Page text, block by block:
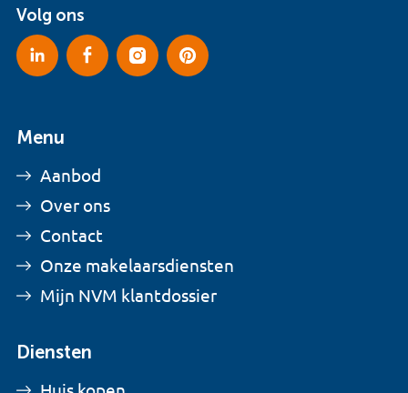
Volg ons
Menu
Aanbod
Over ons
Contact
Onze makelaarsdiensten
Mijn NVM klantdossier
Diensten